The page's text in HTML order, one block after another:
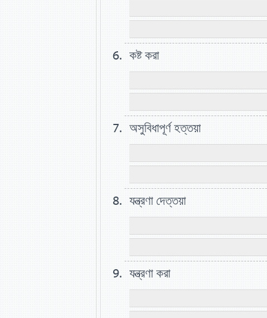
কষ্ট করা
অসুবিধাপূর্ণ হত্তয়া
যন্ত্রণা দেত্তয়া
যন্ত্রণা করা